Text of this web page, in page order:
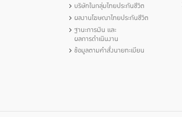
บริษัทในกลุ่มไทยประกันชีวิต
ผลงานโฆษณาไทยประกันชีวิต
ฐานะการเงิน และ
ผลการดำเนินงาน
ข้อมูลตามคำสั่งนายทะเบียน